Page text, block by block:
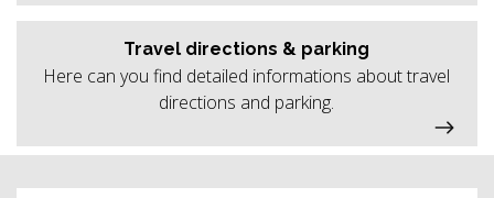
Travel directions & parking
Here can you find detailed informations about travel
directions and parking.